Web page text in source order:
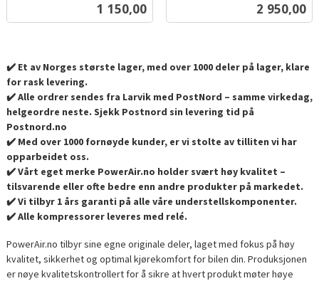
Pris
1 150,00 Pris
2 950,00
✔️ Et av Norges største lager, med over 1000 deler på lager, klare
for rask levering.
✔️ Alle ordrer sendes fra Larvik med PostNord – samme virkedag,
helgeordre neste. Sjekk Postnord sin levering tid på
Postnord.no
✔️ Med over 1000 fornøyde kunder, er vi stolte av tilliten vi har
opparbeidet oss.
✔️ Vårt eget merke PowerAir.no holder svært høy kvalitet –
tilsvarende eller ofte bedre enn andre produkter på markedet.
✔️ Vi tilbyr 1 års garanti på alle våre understellskomponenter.
✔️ Alle kompressorer leveres med relé.
PowerAir.no tilbyr sine egne originale deler, laget med fokus på høy
kvalitet, sikkerhet og optimal kjørekomfort for bilen din. Produksjonen
er nøye kvalitetskontrollert for å sikre at hvert produkt møter høye